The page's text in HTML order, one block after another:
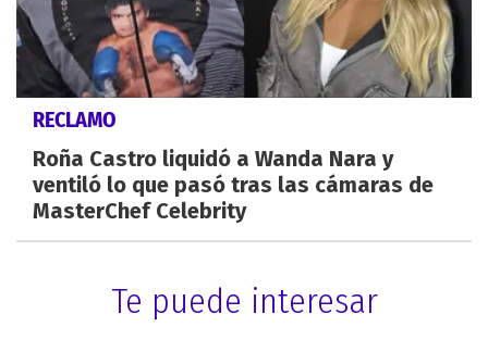
RECLAMO
Roña Castro liquidó a Wanda Nara y
ventiló lo que pasó tras las cámaras de
MasterChef Celebrity
Te puede interesar